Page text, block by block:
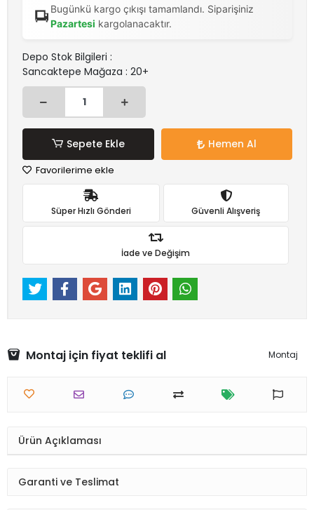
Bugünkü kargo çıkışı tamamlandı. Siparişiniz
Pazartesi kargolanacaktır.
Depo Stok Bilgileri :
Sancaktepe Mağaza : 20+
Sepete Ekle Hemen Al
Favorilerime ekle
Süper Hızlı Gönderi Güvenli Alışveriş
İade ve Değişim
Montaj için fiyat teklifi al Montaj
Ürün Açıklaması
Garanti ve Teslimat